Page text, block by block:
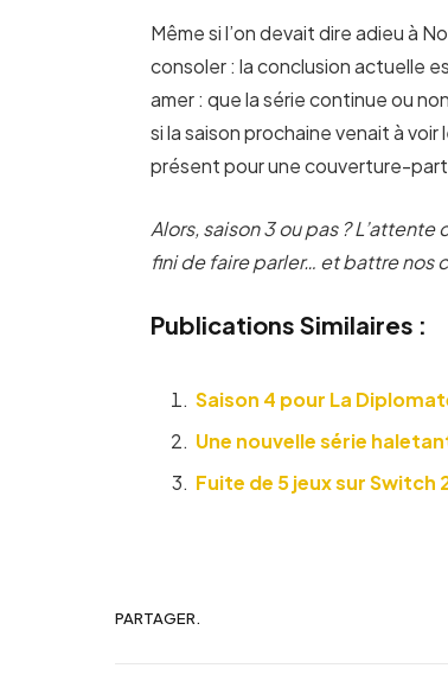
Même si l’on devait dire adieu à
consoler : la conclusion actuelle
amer : que la série continue ou
si la saison prochaine venait à
présent pour une couverture-
Alors, saison 3 ou pas ?
fini de faire parler… et battre nos
Publications Similaires :
Saison 4 pour La
Une nouvelle série
Fuite de 5 jeux sur Switch
PARTAGER.